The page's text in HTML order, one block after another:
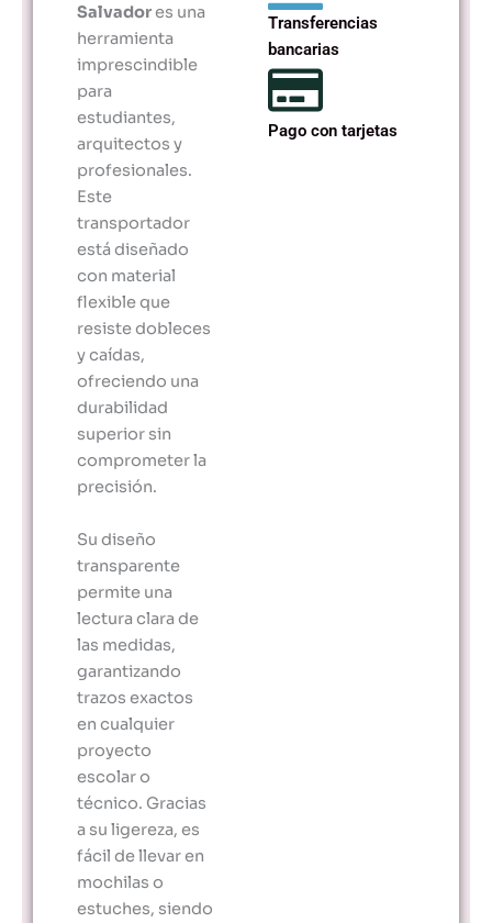
Salvadores una
herramienta
imprescindible
para
estudiantes,
arquitectos y
profesionales.
Este
transportador
está diseñado
con material
flexible que
resiste dobleces
y caídas,
ofreciendo una
durabilidad
superior sin
comprometer la
precisión.
Su diseño
transparente
permite una
lectura clara de
las medidas,
garantizando
trazos exactos
en cualquier
proyecto
escolar o
técnico. Gracias
a su ligereza, es
fácil de llevar en
mochilas o
estuches, siendo
Transferencias
bancarias
Pago con tarjetas